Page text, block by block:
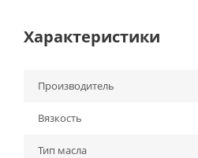
Характеристики
Производитель
Вязкость
Тип масла